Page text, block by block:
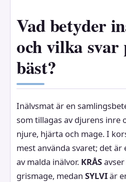
Vad betyder
och vilka svar
bäst?
Inälvsmat är en
som tillagas av djurens inre
njure, hjärta och mage. I
mest använda svaret; det
av malda inälvor. KRÅS
grismage, medan SYLVIär